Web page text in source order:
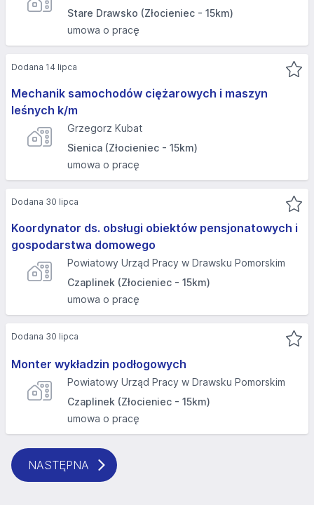
Stare Drawsko (Złocieniec - 15km)
umowa o pracę
Mechanik samochodów ciężarowych i maszyn
leśnych k/m
Grzegorz Kubat
Sienica (Złocieniec - 15km)
umowa o pracę
Dodana 14 lipca
Koordynator ds. obsługi obiektów pensjonatowych i
gospodarstwa domowego
Powiatowy Urząd Pracy w Drawsku Pomorskim
Czaplinek (Złocieniec - 15km)
umowa o pracę
Dodana 30 lipca
Monter wykładzin podłogowych
Powiatowy Urząd Pracy w Drawsku Pomorskim
Czaplinek (Złocieniec - 15km)
umowa o pracę
Dodana 30 lipca
NASTĘPNA